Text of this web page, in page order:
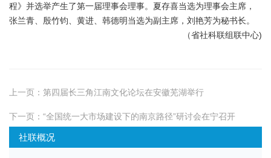
程》并选举产生了第一届理事会理事。夏存喜当选为理事会主席，
张兰青、殷竹钧、黄进、韩德明当选为副主席，刘艳芳为秘书长。
（省社科联组联中心)
上一页： 第四届长三角江南文化论坛在安徽芜湖举行
下一页： “全国统一大市场建设下的南京路径”研讨会在宁召开
社联概况